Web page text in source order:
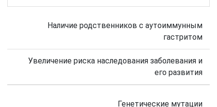
Наличие родственников с аутоиммунным
гастритом
Увеличение риска наследования заболевания и
его развития
Генетические мутации